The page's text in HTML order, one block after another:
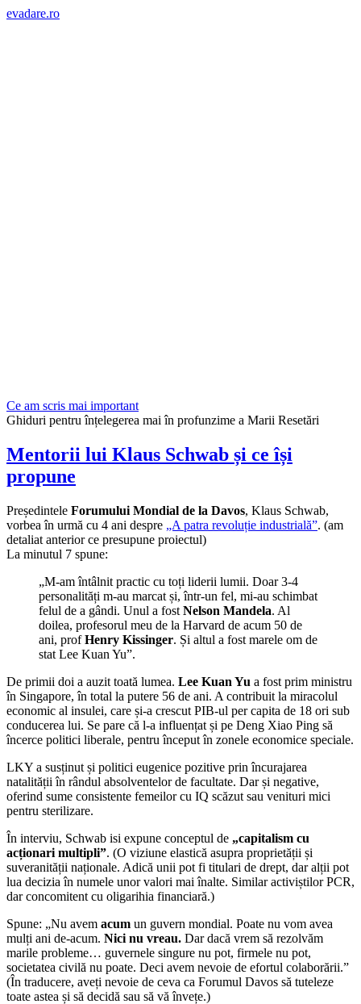
evadare.ro
Ce am scris mai important
Ghiduri pentru înțelegerea mai în profunzime a Marii Resetări
Mentorii lui Klaus Schwab și ce își
propune
Președintele Forumului Mondial de la Davos, Klaus Schwab,
vorbea în urmă cu 4 ani despre „A patra revoluție industrială”. (am
detaliat anterior ce presupune proiectul)
La minutul 7 spune:
„M-am întâlnit practic cu toți liderii lumii. Doar 3-4
personalități m-au marcat și, într-un fel, mi-au schimbat
felul de a gândi. Unul a fost Nelson Mandela. Al
doilea, profesorul meu de la Harvard de acum 50 de
ani, profHenry Kissinger. Și altul a fost marele om de
stat Lee Kuan Yu”.
De primii doi a auzit toată lumea. Lee Kuan Yu a fost prim ministru
în Singapore, în total la putere 56 de ani. A contribuit la miracolul
economic al insulei, care și-a crescut PIB-ul per capita de 18 ori sub
conducerea lui. Se pare că l-a influențat și pe Deng Xiao Ping să
încerce politici liberale, pentru început în zonele economice speciale.
LKY a susținut și politici eugenice pozitive prin încurajarea
natalității în rândul absolventelor de facultate. Dar și negative,
oferind sume consistente femeilor cu IQ scăzut sau venituri mici
pentru sterilizare.
În interviu, Schwab isi expune conceptul de „capitalism cu
acționari multipli”. (O viziune elastică asupra proprietății și
suveranității naționale. Adică unii pot fi titulari de drept, dar alții pot
lua decizia în numele unor valori mai înalte. Similar activiștilor PCR,
dar concomitent cu oligarihia financiară.)
Spune: „Nu avem acum un guvern mondial. Poate nu vom avea
mulți ani de-acum. Nici nu vreau. Dar dacă vrem să rezolvăm
marile probleme… guvernele singure nu pot, firmele nu pot,
societatea civilă nu poate. Deci avem nevoie de efortul colaborării.”
(În traducere, aveți nevoie de ceva ca Forumul Davos să tuteleze
toate astea și să decidă sau să vă învețe.)